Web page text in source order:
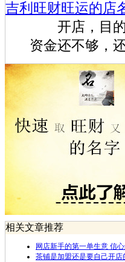
吉利旺财旺运的店
开店，目的
资金还不够，
相关文章推荐
网店新手的第一单生意 信
茶铺是加盟还是要自己开店